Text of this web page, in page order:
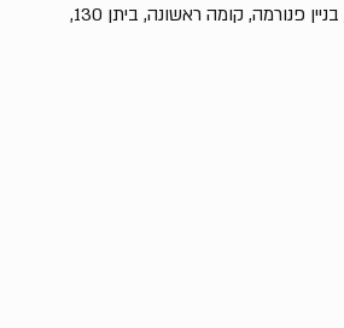
כתובתנו: דרך בן צבי 84, בניין פנורמה, קומה ראשונה, ביתן 130,